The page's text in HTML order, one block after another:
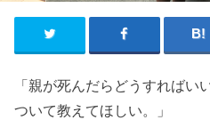
「親が死んだらどうすればい
ついて教えてほしい。」